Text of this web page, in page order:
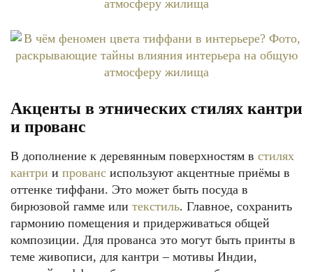
Акценты в этнических стилях кантри
и прованс
В дополнение к деревянным поверхностям в стилях
кантри и прованс используют акцентные приёмы в
оттенке тиффани. Это может быть посуда в
бирюзовой гамме или текстиль. Главное, сохранить
гармонию помещения и придерживаться общей
композиции. Для прованса это могут быть принты в
теме живописи, для кантри – мотивы Индии,